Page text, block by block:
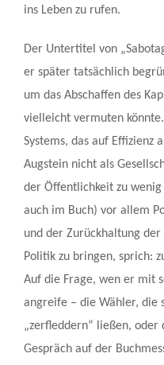
ins Leben zu rufen.
Der Untertitel von
er später tatsächlich
um das Abschaffen des
vielleicht vermuten
Systems, das auf Effizienz
Augstein nicht als
der Öffentlichkeit zu
auch im Buch) vor allem
und der Zurückhaltung
Politik zu bringen, sprich:
Auf die Frage, wen er mit
angreife – die Wähler, die
„zerfleddern“ ließen,
Gespräch auf der